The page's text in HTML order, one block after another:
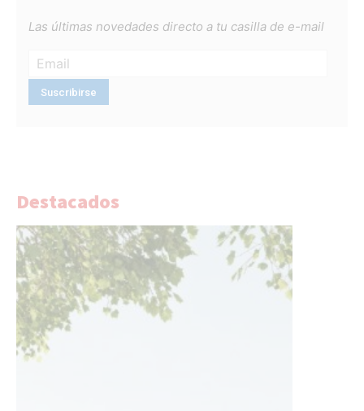
Las últimas novedades directo a tu casilla de e-mail
Destacados